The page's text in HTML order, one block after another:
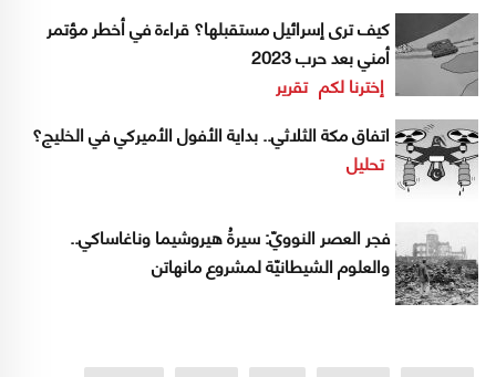
كيف ترى إسرائيل مستقبلها؟ قراءة في أخطر مؤتمر
أمني بعد حرب 2023
إخترنا لكم تقرير
اتفاق مكة الثلاثي.. بداية الأفول الأميركي في الخليج؟
تحليل
فجر العصر النوويّ: سيرةُ هيروشيما وناغاساكي..
والعلوم الشيطانيّة لمشروع مانهاتن